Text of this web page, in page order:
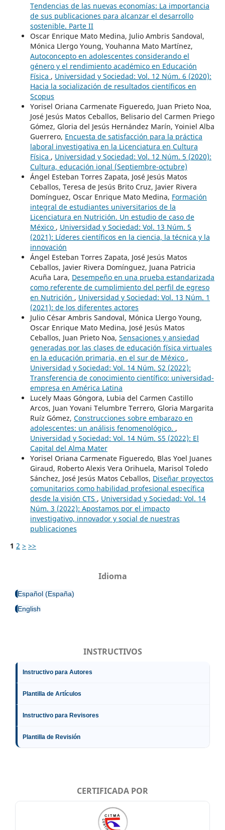
Tendencias de las nuevas economías: La importancia
de sus publicaciones para alcanzar el desarrollo
sostenible. Parte II
Oscar Enrique Mato Medina, Julio Ambris Sandoval,
Mónica Llergo Young, Youhanna Mato Martínez,
Autoconcepto en adolescentes considerando el
género y el rendimiento académico en Educación
Física , Universidad y Sociedad: Vol. 12 Núm. 6 (2020):
Hacia la socialización de resultados científicos en
Scopus
Yorisel Oriana Carmenate Figueredo, Juan Prieto Noa,
José Jesús Matos Ceballos, Belisario del Carmen Priego
Gómez, Gloria del Jesús Hernández Marín, Yoiniel Alba
Guerrero, Encuesta de satisfacción para la práctica
laboral investigativa en la Licenciatura en Cultura
Física , Universidad y Sociedad: Vol. 12 Núm. 5 (2020):
Cultura, educación ional (Septiembre-octubre)
Ángel Esteban Torres Zapata, José Jesús Matos
Ceballos, Teresa de Jesús Brito Cruz, Javier Rivera
Domínguez, Oscar Enrique Mato Medina, Formación
integral de estudiantes universitarios de la
Licenciatura en Nutrición. Un estudio de caso de
México , Universidad y Sociedad: Vol. 13 Núm. 5
(2021): Líderes científicos en la ciencia, la técnica y la
innovación
Ángel Esteban Torres Zapata, José Jesús Matos
Ceballos, Javier Rivera Domínguez, Juana Patricia
Acuña Lara, Desempeño en una prueba estandarizada
como referente de cumplimiento del perfil de egreso
en Nutrición , Universidad y Sociedad: Vol. 13 Núm. 1
(2021): de los diferentes actores
Julio César Ambris Sandoval, Mónica Llergo Young,
Oscar Enrique Mato Medina, José Jesús Matos
Ceballos, Juan Prieto Noa, Sensaciones y ansiedad
generadas por las clases de educación física virtuales
en la educación primaria, en el sur de México ,
Universidad y Sociedad: Vol. 14 Núm. S2 (2022):
Transferencia de conocimiento científico: universidad-
empresa en América Latina
Lucely Maas Góngora, Lubia del Carmen Castillo
Arcos, Juan Yovani Telumbre Terrero, Gloria Margarita
Ruíz Gómez, Construcciones sobre embarazo en
adolescentes: un análisis fenomenológico. ,
Universidad y Sociedad: Vol. 14 Núm. S5 (2022): El
Capital del Alma Mater
Yorisel Oriana Carmenate Figueredo, Blas Yoel Juanes
Giraud, Roberto Alexis Vera Orihuela, Marisol Toledo
Sánchez, José Jesús Matos Ceballos, Diseñar proyectos
comunitarios como habilidad profesional específica
desde la visión CTS , Universidad y Sociedad: Vol. 14
Núm. 3 (2022): Apostamos por el impacto
investigativo, innovador y social de nuestras
publicaciones
1 2 > >>
Idioma
Español (España)
English
INSTRUCTIVOS
Instructivo para Autores
Plantilla de Artículos
Instructivo para Revisores
Plantilla de Revisión
CERTIFICADA POR